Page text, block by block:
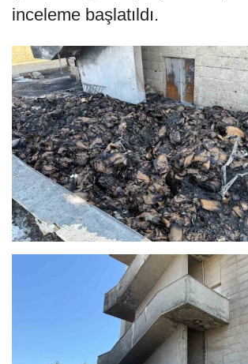
inceleme başlatıldı.